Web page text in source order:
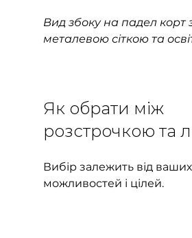
Вид збоку на падел корт
металевою сіткою та
Як обрати між
розстрочкою та
Вибір залежить від
можливостей і цілей.